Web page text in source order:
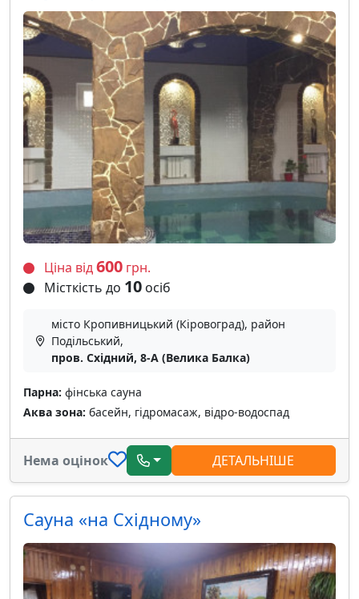
Ціна від600 грн.
Місткість до 10 осіб
місто Кропивницький (Кіровоград), район
Подільський,
пров. Східний, 8-А (Велика Балка)
Парна: фінська сауна
Аква зона: басейн, гідромасаж, відро-водоспад
Нема оцінок ДЕТАЛЬНІШЕ
Сауна «на Східному»